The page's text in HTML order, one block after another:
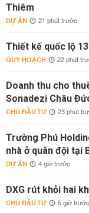
Thiêm
DỰ ÁN 21 phút trước
Thiết kế quốc lộ
QUY HOẠCH 22 phút
Doanh thu cho
Sonadezi Châu
CHỦ ĐẦU TƯ 23 phút
Trường Phú
nhà ở quân đội tại
DỰ ÁN 4 giờ trước
DXG rút khỏi hai
CHỦ ĐẦU TƯ 5 giờ trước